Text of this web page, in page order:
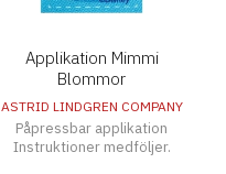
Applikation Mimmi
Blommor
ASTRID LINDGREN COMPANY
Påpressbar applikation
Instruktioner medföljer.